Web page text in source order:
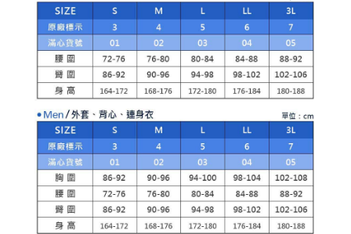
【注意事項】
1.本服務係由「台灣大哥大股份有限公司」（以下簡稱本公司）所提供，讓
用戶於交易時，得透過本服務購買商品或服務，並由商店將買賣／分期付款
買賣價金債權讓與本公司後，依約使用本公司帳單繳交帳款。
2.基於同意付款使用「大哥付你分期」之契約關係目的，商店將以您的個人
資料（包含姓名、電話或地址）提供予台灣大哥大進項蒐集、處理及利用，
由本公司與您本人進行分期帳單所需資料之確認、核對及更正。
3.完整用戶服務條款，請詳閱以下連結：https://oppay.tw/userRule
ATM／網路銀行／等多元方式進行付款，方視為交易完成。
※ 請注意：結帳手續完成當下不需立刻繳費，但若您需要取消訂單，請聯絡
購買商品的店家。未經商家同意取消之訂單仍視為有效，需透過AFTEE先享
後付繳納相關費用。
※ 交易是否成功請以「AFTEE先享後付 」之結帳頁面顯示為準，若有關於
是否繳費成功／繳費後需取消欲退款等相關疑問，請聯繫「AFTEE先享後付
客戶支援中心」
https://netprotections.freshdesk.com/support/home
【注意事項】
１．透過由恩沛科技股份有限公司提供之「AFTEE先享後付」服務完成之交
易，需依本服務之必要範圍內提供個人資料，並將交易相關給付款項請求債
權轉讓予恩沛科技股份有限公司。
２．關於個人資料處理事宜，請瀏覽以下網址：
https://aftee.tw/terms/#terms3
３．未成年的使用者請事先徵得法定代理人或監護人之同意方可使用
「AFTEE先享後付」，若未經同意申辦者引起之損失，本公司不負相關責
萊爾富取貨付款
免運費
付款後萊爾富取貨
免運費
7-11取貨付款
免運費
付款後7-11取貨
免運費